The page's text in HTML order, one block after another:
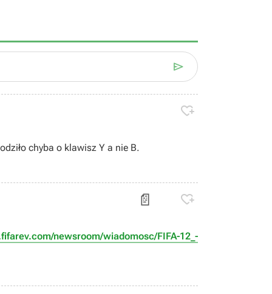


chyba o klawisz Y a nie B.
📄 
newsroom/wiadomosc/FIFA-12_-